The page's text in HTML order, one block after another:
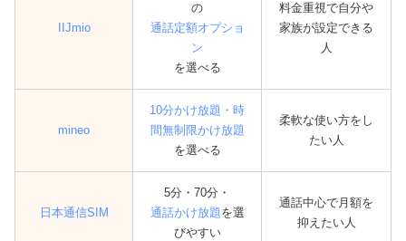
IIJmio
の
通話定額オプショ
ン
を選べる
料金重視で自分や
家族が設定できる
人
mineo
10分かけ放題・時
間無制限かけ放題
を選べる
柔軟な使い方をし
たい人
日本通信SIM
5分・70分・
通話かけ放題を選
びやすい
通話中心で月額を
抑えたい人